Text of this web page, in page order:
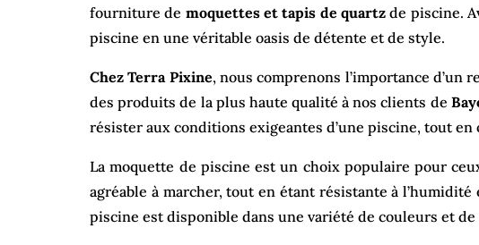
fourniture de moquettes et tapis de quartzde piscine.
piscine en une véritable oasis de détente et de style.
Chez Terra Pixine, nous comprenons l’importance d’un
des produits de la plus haute qualité à nos clients de
résister aux conditions exigeantes d’une piscine, tout
La moquette de piscine est un choix populaire pour
agréable à marcher, tout en étant résistante à
piscine est disponible dans une variété de couleurs et